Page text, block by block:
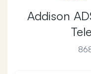
Addison